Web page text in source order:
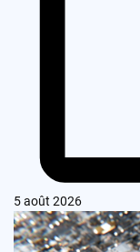
5 août 2026